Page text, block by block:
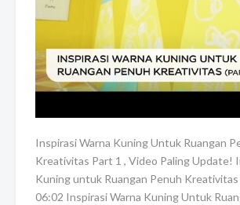
Inspirasi Warna Kuning Untuk Ruangan
Kreativitas Part 1 , Video Paling Update!
Kuning untuk Ruangan Penuh Kreativitas
06:02 Inspirasi Warna Kuning Untuk